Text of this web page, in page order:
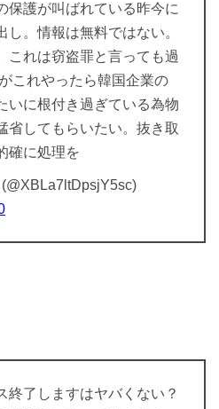
保護が叫ばれている昨今に
し。情報は無料ではない。
これは窃盗罪と言っても過
これやったら韓国企業の
いに根付き過ぎている為物
省してもらいたい。抜き取
確に処理を
終了しますはヤバくない？